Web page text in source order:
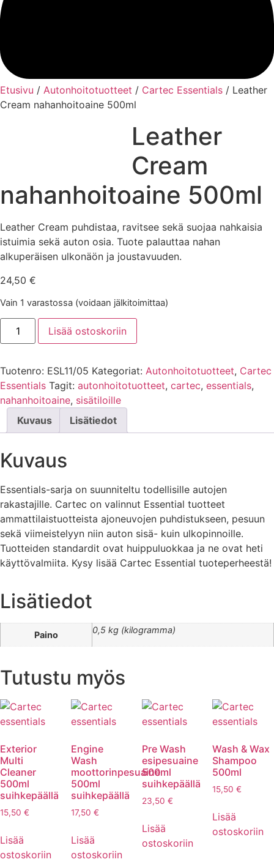
Etusivu / Autonhoitotuotteet / Cartec Essentials / Leather
Cream nahanhoitoaine 500ml
Leather
Cream
nahanhoitoaine 500ml
Leather Cream puhdistaa, ravitsee sekä suojaa nahkaisia
istuimia sekä auton osia. Tuote palauttaa nahan
alkuperäisen ulkonäön ja joustavuuden.
24,50 €
Vain 1 varastossa (voidaan jälkitoimittaa)
Leather
Cream
nahanhoitoaine
Lisää ostoskoriin
Tuotenro: ESL11/05 Kategoriat: Autonhoitotuotteet, Cartec
Essentials Tagit: autonhoitotuotteet, cartec, essentials,
nahanhoitoaine, sisätiloille
Kuvaus
Lisätiedot
Kuvaus
Essentials-sarja on suunniteltu todellisille autojen
rakastajille. Cartec on valinnut Essential tuotteet
ammattilaistuotteista ajoneuvojen puhdistukseen, pesuun
sekä viimeistelyyn niin auton sisä- kuin ulkopinnoille.
Tuotteiden standardit ovat huippuluokkaa ja ne ovat heti
käyttövalmiita. Kysy lisää Cartec Essential tuoteperheestä!
Lisätiedot
Paino 0,5 kg (kilogramma)
Tutustu myös
Exterior
Multi
Cleaner
500ml
suihkepäällä
15,50 €
Lisää
ostoskoriin
Engine
Wash
moottorinpesuaine
500ml
suihkepäällä
17,50 €
Lisää
ostoskoriin
Pre Wash
esipesuaine
500ml
suihkepäällä
23,50 €
Lisää
ostoskoriin
Wash & Wax
Shampoo
500ml
15,50€
Lisää
ostoskoriin